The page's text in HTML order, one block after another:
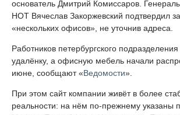
основатель Дмитрий Комиссаров.
НОТ Вячеслав Закоржевский подтвердил
«нескольких офисов», не уточнив адреса.
Работников петербургского
удалёнку, а офисную мебель начали
июне, сообщают «Ведомости».
При этом сайт компании живёт в более
реальности: на нём по-прежнему указаны